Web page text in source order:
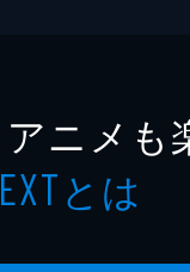
ニメも
とは